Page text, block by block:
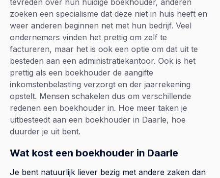
tevreden over hun huidige boekhouder, anderen
zoeken een specialisme dat deze niet in huis heeft en
weer anderen beginnen net met hun bedrijf. Veel
ondernemers vinden het prettig om zelf te
factureren, maar het is ook een optie om dat uit te
besteden aan een administratiekantoor. Ook is het
prettig als een boekhouder de aangifte
inkomstenbelasting verzorgt en der jaarrekening
opstelt. Mensen schakelen dus om verschillende
redenen een boekhouder in. Hoe meer taken je
uitbesteedt aan een boekhouder in Daarle, hoe
duurder je uit bent.
Wat kost een boekhouder in Daarle
Je bent natuurlijk liever bezig met andere zaken dan